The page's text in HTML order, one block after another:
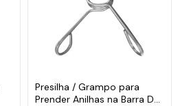
Presilha / Grampo para
Prender Anilhas na Barra D